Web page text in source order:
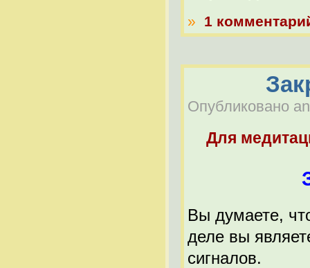
» 1
Опубликовано
Для
Вы думаете,
деле вы
сигналов.